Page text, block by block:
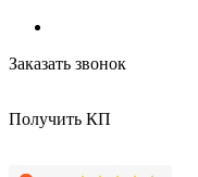
Заказать звонок
Получить КП